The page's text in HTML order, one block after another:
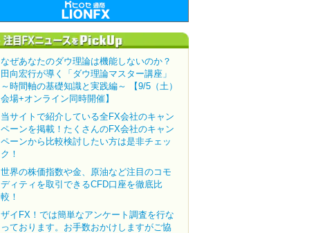
なぜあなたのダウ理論は機能しないのか？
田向宏行が導く「ダウ理論マスター講座」
～時間軸の基礎知識と実践編～ 【9/5（土）
会場+オンライン同時開催】
当サイトで紹介している全FX会社のキャン
ペーンを掲載！たくさんのFX会社のキャン
ペーンから比較検討したい方は是非チェッ
ク！
世界の株価指数や金、原油など注目のコモ
ディティを取引できるCFD口座を徹底比
較！
ザイFX！では簡単なアンケート調査を行な
っております。お手数おかけしますがご協